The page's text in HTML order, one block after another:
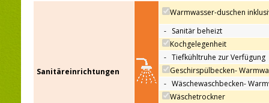
Sanitäreinrichtungen
Warmwasser-duschen
- Sanitär beheizt
Kochgelegenheit
- Tiefkühltruhe zur Verfügung
Geschirspülbecken-
- Wäschewaschbecken-
Wäschetrockner